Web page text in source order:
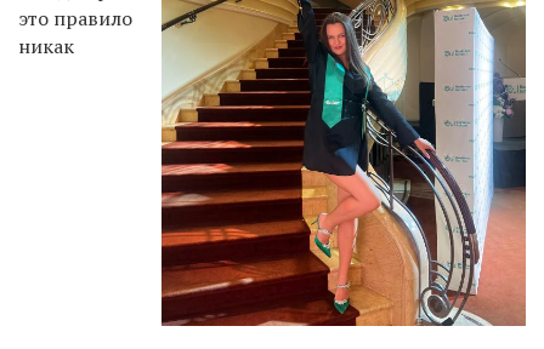
это правило
никак